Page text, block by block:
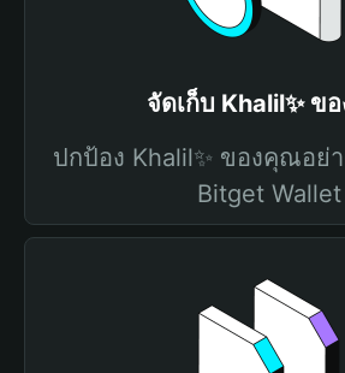
จัดเก็บ Khalil✨ ข
ปกป้อง Khalil✨ ของคุณอย่
Bitget Wallet